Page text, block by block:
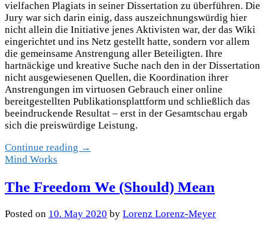
vielfachen Plagiats in seiner Dissertation zu überführen. Die
Jury war sich darin einig, dass auszeichnungswürdig hier
nicht allein die Initiative jenes Aktivisten war, der das Wiki
eingerichtet und ins Netz gestellt hatte, sondern vor allem
die gemeinsame Anstrengung aller Beteiligten. Ihre
hartnäckige und kreative Suche nach den in der Dissertation
nicht ausgewiesenen Quellen, die Koordination ihrer
Anstrengungen im virtuosen Gebrauch einer online
bereitgestellten Publikationsplattform und schließlich das
beeindruckende Resultat – erst in der Gesamtschau ergab
sich die preiswürdige Leistung.
Continue reading →
Mind Works
The Freedom We (Should) Mean
Posted on 10. May 2020 by Lorenz Lorenz-Meyer